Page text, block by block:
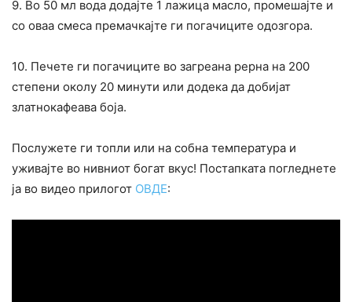
9. Во 50 мл вода додајте 1 лажица масло, промешајте и
со оваа смеса премачкајте ги погачиците одозгора.
10. Печете ги погачиците во загреана рерна на 200
степени околу 20 минути или додека да добијат
златнокафеава боја.
Послужете ги топли или на собна температура и
уживајте во нивниот богат вкус! Постапката погледнете
ја во видео прилогот ОВДЕ: